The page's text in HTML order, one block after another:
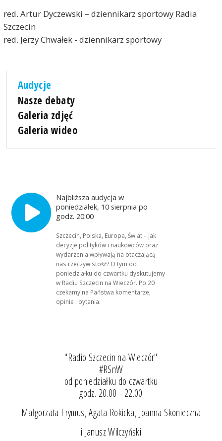
red. Artur Dyczewski – dziennikarz sportowy Radia
Szczecin
red. Jerzy Chwałek - dziennikarz sportowy
Audycje
Nasze debaty
Galeria zdjęć
Galeria wideo
Najbliższa audycja w
poniedziałek, 10 sierpnia po
godz. 20:00
Szczecin, Polska, Europa, Świat – jak
decyzje polityków i naukowców oraz
wydarzenia wpływają na otaczającą
nas rzeczywistość? O tym od
poniedziałku do czwartku dyskutujemy
w Radiu Szczecin na Wieczór. Po 20
czekamy na Państwa komentarze,
opinie i pytania.
"Radio Szczecin na Wieczór"
#RSnW
od poniedziałku do czwartku
godz. 20.00 - 22.00
Małgorzata Frymus, Agata Rokicka, Joanna Skonieczna
i Janusz Wilczyński